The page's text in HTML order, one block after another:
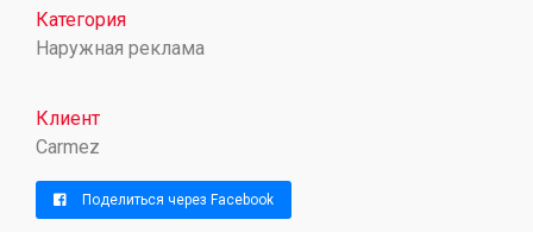
Категория
Наружная реклама
Клиент
Carmez
Поделиться через Facebook